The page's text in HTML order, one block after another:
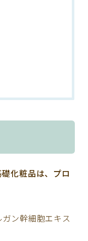
化粧品は、プロ
ン幹細胞エキス